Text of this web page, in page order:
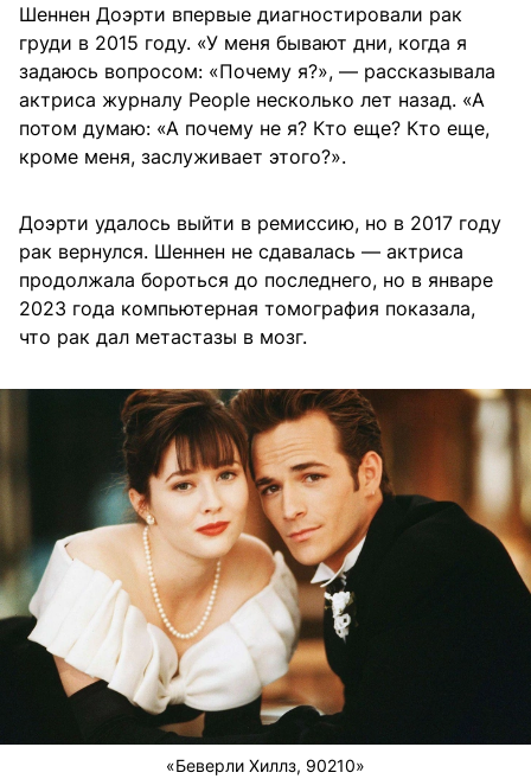
Шеннен Доэрти впервые диагностировали рак
груди в 2015 году. «У меня бывают дни, когда я
задаюсь вопросом: «Почему я?», — рассказывала
актриса журналу People несколько лет назад. «А
потом думаю: «А почему не я? Кто еще? Кто еще,
кроме меня, заслуживает этого?».
Доэрти удалось выйти в ремиссию, но в 2017 году
рак вернулся. Шеннен не сдавалась — актриса
продолжала бороться до последнего, но в январе
2023 года компьютерная томография показала,
что рак дал метастазы в мозг.
«Беверли Хиллз, 90210»